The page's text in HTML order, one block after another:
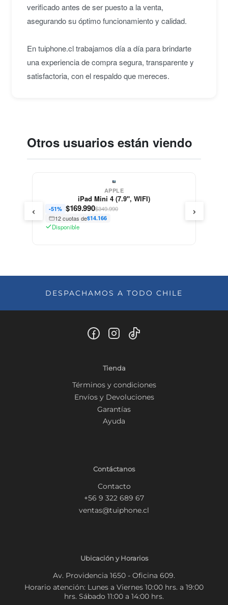
verificado antes de ser puesto a la venta,
asegurando su óptimo funcionamiento y calidad.
En tuiphone.cl trabajamos día a día para brindarte
una experiencia de compra segura, transparente y
satisfactoria, con el respaldo que mereces.
Otros usuarios están viendo
APPLE
iPad Mini 4 (7.9", WIFI)
-51% $169.990$349.990
12 cuotas de$14.166
Disponible
‹ ›
DESPACHAMOS A TODO CHILE
Tienda
Términos y condiciones
Envíos y Devoluciones
Garantías
Ayuda
Contáctanos
Contacto
+56 9 322 689 67
ventas@tuiphone.cl
Ubicación y Horarios
Av. Providencia 1650 - Oficina 609.
Horario atención: Lunes a Viernes 10:00 hrs. a 19:00
hrs. Sábado 11:00 a 14:00 hrs.